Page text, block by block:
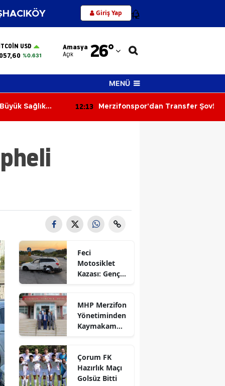
Giriş Yap 12
USD
%0.631
Amasya
Açık 26°
Adana
Adıyaman
Ağrı
Amasya
Balıkesir
Bilecik
Bingöl
Bitlis
Burdur
Çanakkale
Çankırı
MENÜ
Sağlık
12:13 Merzifonspor'dan Transfer Şov!
Feci
Motosiklet
Kazası: Genç
Kaybetti
MHP Merzifon
Yönetiminden
Kaymakam
Ziyaret
Çorum FK
Hazırlık Maçı
Golsüz Bitti